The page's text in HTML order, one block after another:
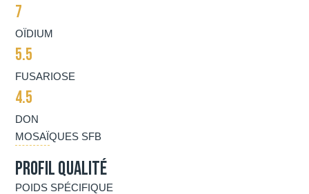
7
OÏDIUM
5.5
FUSARIOSE
4.5
DON
MOSAÏQUES SFB
Profil Qualité
POIDS SPÉCIFIQUE